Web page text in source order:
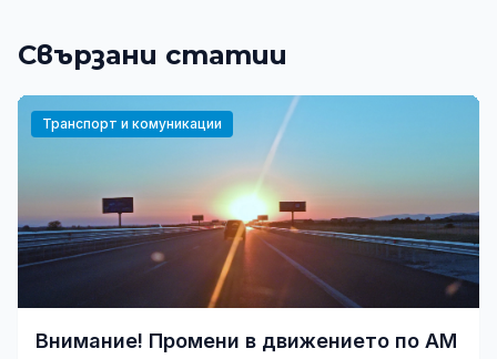
Свързани статии
Транспорт и комуникации
Внимание! Промени в движението по АМ